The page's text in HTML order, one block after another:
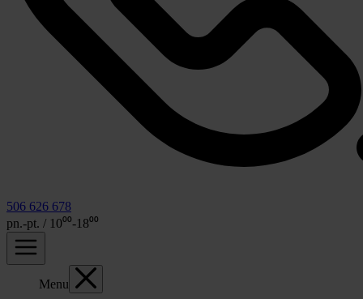
506 626 678
pn.-pt. / 10⁰⁰-18⁰⁰
Menu